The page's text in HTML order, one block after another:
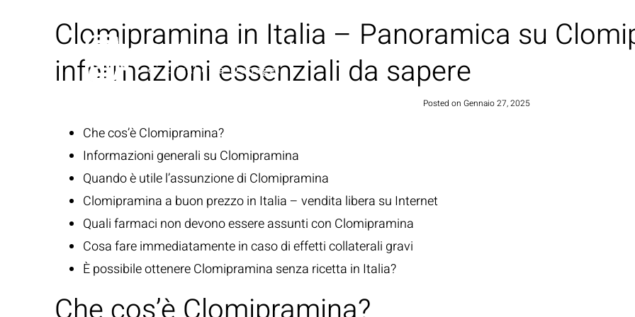
Clomipramina in Italia – Panoramica su
informazioni essenziali da sapere
Posted on Gennaio 27, 2025
Che cos’è Clomipramina?
Informazioni generali su Clomipramina
Quando è utile l’assunzione di Clomipramina
Clomipramina a buon prezzo in Italia – vendita libera su Internet
Quali farmaci non devono essere assunti con Clomipramina
Cosa fare immediatamente in caso di effetti collaterali gravi
È possibile ottenere Clomipramina senza ricetta in Italia?